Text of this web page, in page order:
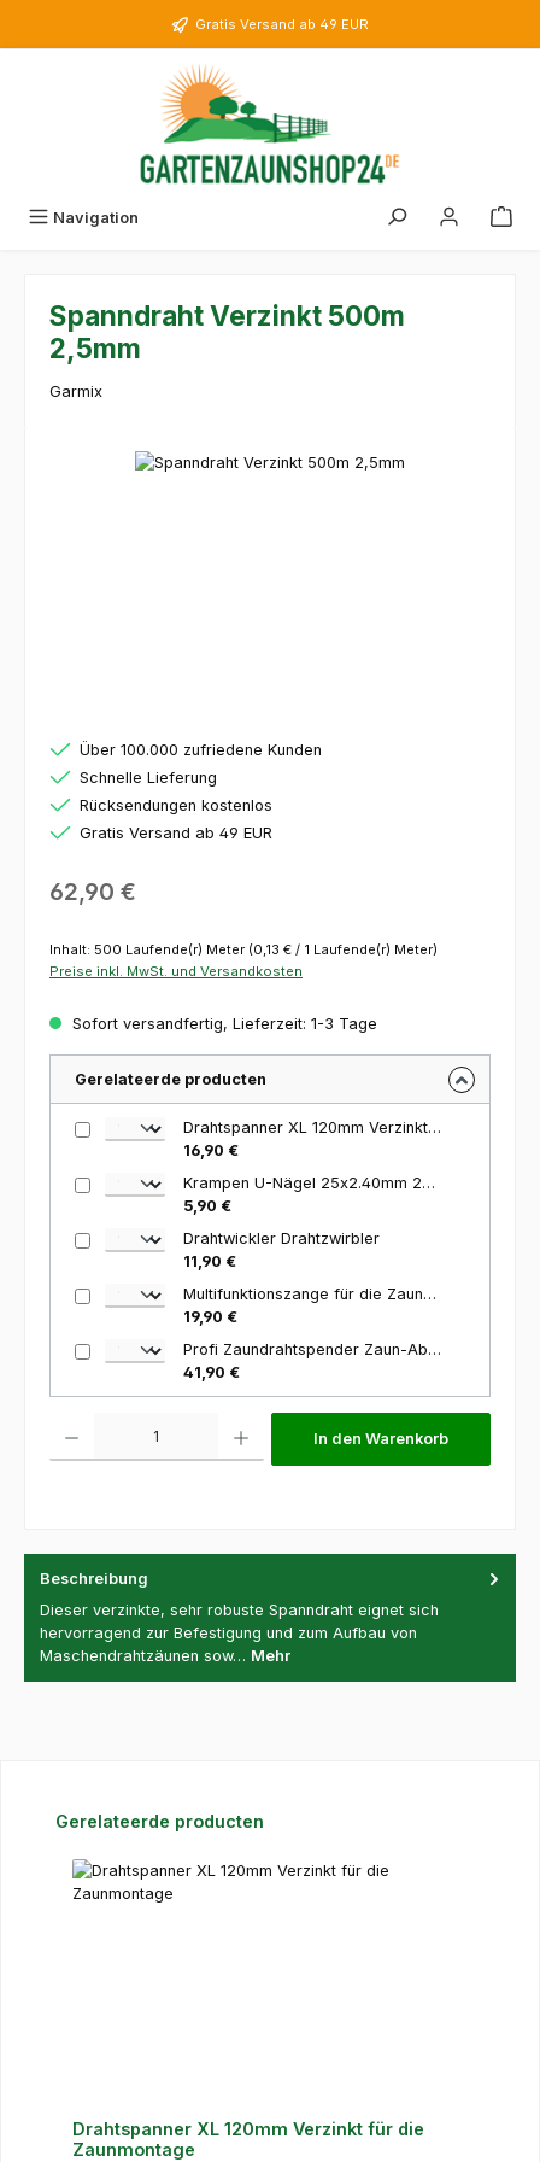
Zum Hauptinhalt springenGratis Versand ab 49 EUR
Navigation
Spanndraht Verzinkt 500m
2,5mm
Garmix
Bildergalerie überspringen
Über 100.000 zufriedene Kunden
Schnelle Lieferung
Rücksendungen kostenlos
Gratis Versand ab 49 EUR
Regulärer Preis:
62,90 €
Inhalt: 500 Laufende(r) Meter (0,13 € / 1 Laufende(r) Meter)
Preise inkl. MwSt. und Versandkosten
Sofort versandfertig, Lieferzeit: 1-3 Tage
Gerelateerde producten
Drahtspanner XL 120mm Verzinkt für die Zaunmontage
16,90 €
Krampen U-Nägel 25x2.40mm 250 Stück
5,90 €
Drahtwickler Drahtzwirbler
11,90 €
Multifunktionszange für die Zaunmontage
19,90 €
Profi Zaundrahtspender Zaun-Abroller
41,90 €
In den Warenkorb
Beschreibung
Dieser verzinkte, sehr robuste Spanndraht eignet sich
hervorragend zur Befestigung und zum Aufbau von
Maschendrahtzäunen sow… Mehr
Produktgalerie überspringen
Gerelateerde producten
Drahtspanner XL 120mm Verzinkt für die
Zaunmontage